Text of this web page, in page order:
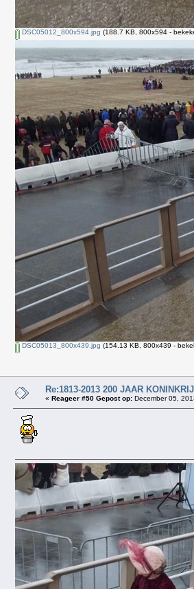
DSC05012_800x594.jpg (188.7 KB, 800x594 -
DSC05013_800x439.jpg (154.13 KB, 800x439 -
Re:1813-2013 200 JAAR
« Reageer #50 Gepost op: December 05,